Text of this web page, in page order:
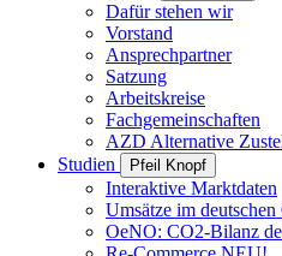
Dafür stehen wir
Vorstand
Ansprechpartner
Satzung
Arbeitskreise
Fachgemeinschaften
AZD Alternative
Studien
Pfeil Knopf
Interaktive Marktdaten
Umsätze im
OeNO: CO2-Bilanz